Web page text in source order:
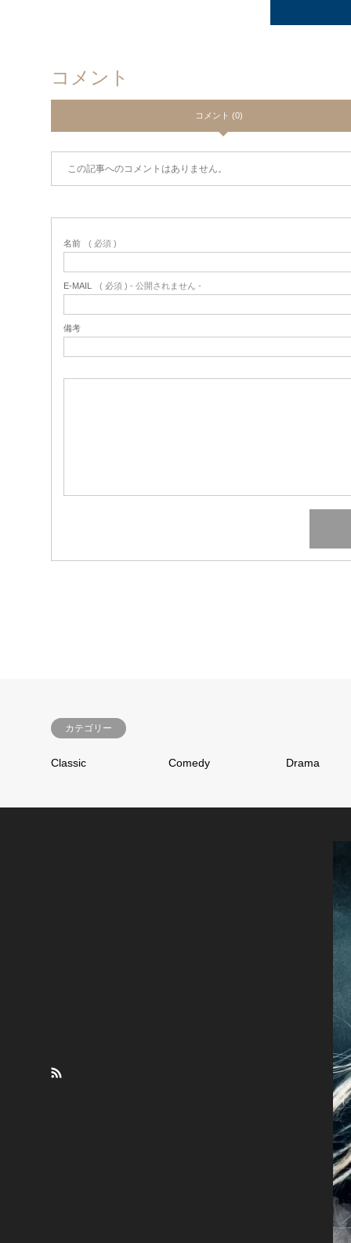
コメント
コメント (0)
この記事へのコメントはありません。
名前 ( 必須 )
E-MAIL ( 必須 ) - 公開されません -
備考
カテゴリー
Classic Comedy Drama